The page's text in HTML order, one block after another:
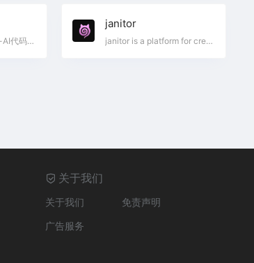
Lynx-说中文做应用-AI代码一键生成平台，基于lynx-ai，lynx-ai基于AI，lynx-ai基于Lynx，lynx-ai基于Lynx-说中文做应用，lynx-ai基于Lynx-说中文做应用-AI代码一键生成平台，lynx-ai基于Lynx-说中文做应用-AI代码一键
janitor
janitor is a platform for creators building immersive worlds and readers seeking living stories. We are where human creativity meets ai magic.
关于我们
关于我们
免责声明
广告服务